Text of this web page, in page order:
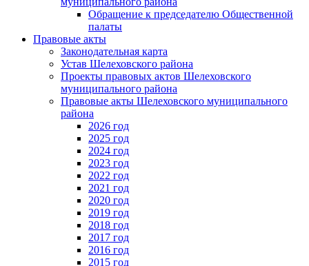
Обращение к председателю Общественной
палаты
Правовые акты
Законодательная карта
Устав Шелеховского района
Проекты правовых актов Шелеховского
муниципального района
Правовые акты Шелеховского муниципального
района
2026 год
2025 год
2024 год
2023 год
2022 год
2021 год
2020 год
2019 год
2018 год
2017 год
2016 год
2015 год